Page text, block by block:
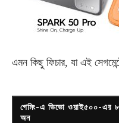
এমন কিছু ফিচার, যা এই
গেমিং-এ ভিভো ওয়াই৫০০-এর
অন